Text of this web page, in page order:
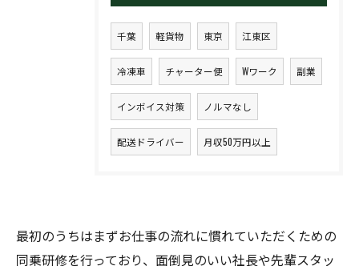
千葉 軽貨物 東京 江東区
冷凍車 チャーター便 Wワーク 副業
インボイス対策 ノルマなし
配送ドライバー 月収50万円以上
最初のうちはまずお仕事の流れに慣れていただくための
同乗研修を行っており、面倒見のいい社長や先輩スタッ